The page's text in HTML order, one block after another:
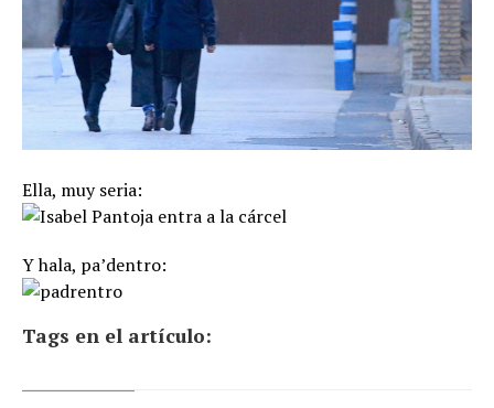
Ella, muy seria:
Y hala, pa’dentro:
Tags en el artículo: